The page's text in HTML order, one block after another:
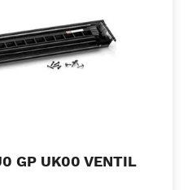
GP UK00 VENTIL